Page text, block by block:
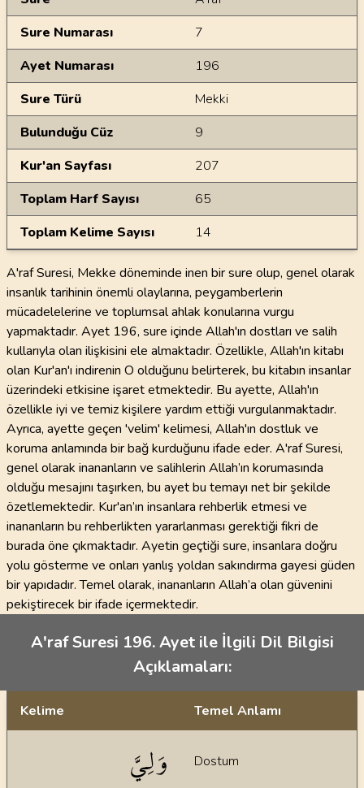
Sure Numarası
7
Ayet Numarası
196
Sure Türü
Mekki
Bulunduğu Cüz
9
Kur'an Sayfası
207
Toplam Harf Sayısı
65
Toplam Kelime Sayısı
14
A'raf Suresi, Mekke döneminde inen bir sure olup, genel olarak
insanlık tarihinin önemli olaylarına, peygamberlerin
mücadelelerine ve toplumsal ahlak konularına vurgu
yapmaktadır. Ayet 196, sure içinde Allah'ın dostları ve salih
kullarıyla olan ilişkisini ele almaktadır. Özellikle, Allah'ın kitabı
olan Kur'an'ı indirenin O olduğunu belirterek, bu kitabın insanlar
üzerindeki etkisine işaret etmektedir. Bu ayette, Allah'ın
özellikle iyi ve temiz kişilere yardım ettiği vurgulanmaktadır.
Ayrıca, ayette geçen 'velim' kelimesi, Allah'ın dostluk ve
koruma anlamında bir bağ kurduğunu ifade eder. A'raf Suresi,
genel olarak inananların ve salihlerin Allah’ın korumasında
olduğu mesajını taşırken, bu ayet bu temayı net bir şekilde
özetlemektedir. Kur'an’ın insanlara rehberlik etmesi ve
inananların bu rehberlikten yararlanması gerektiği fikri de
burada öne çıkmaktadır. Ayetin geçtiği sure, insanlara doğru
yolu gösterme ve onları yanlış yoldan sakındırma gayesi güden
bir yapıdadır. Temel olarak, inananların Allah’a olan güvenini
pekiştirecek bir ifade içermektedir.
A'raf Suresi 196. Ayet ile İlgili Dil Bilgisi
Açıklamaları:
Kelime Temel Anlamı
وَلِيَّ Dostum